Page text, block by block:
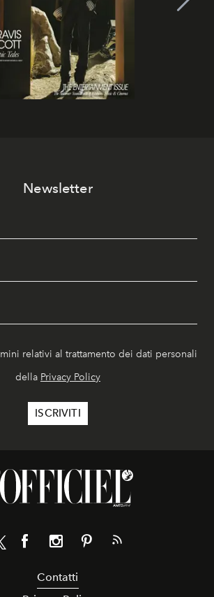
Newsletter
relativi al trattamento dei dati personali
della Privacy Policy
Contatti